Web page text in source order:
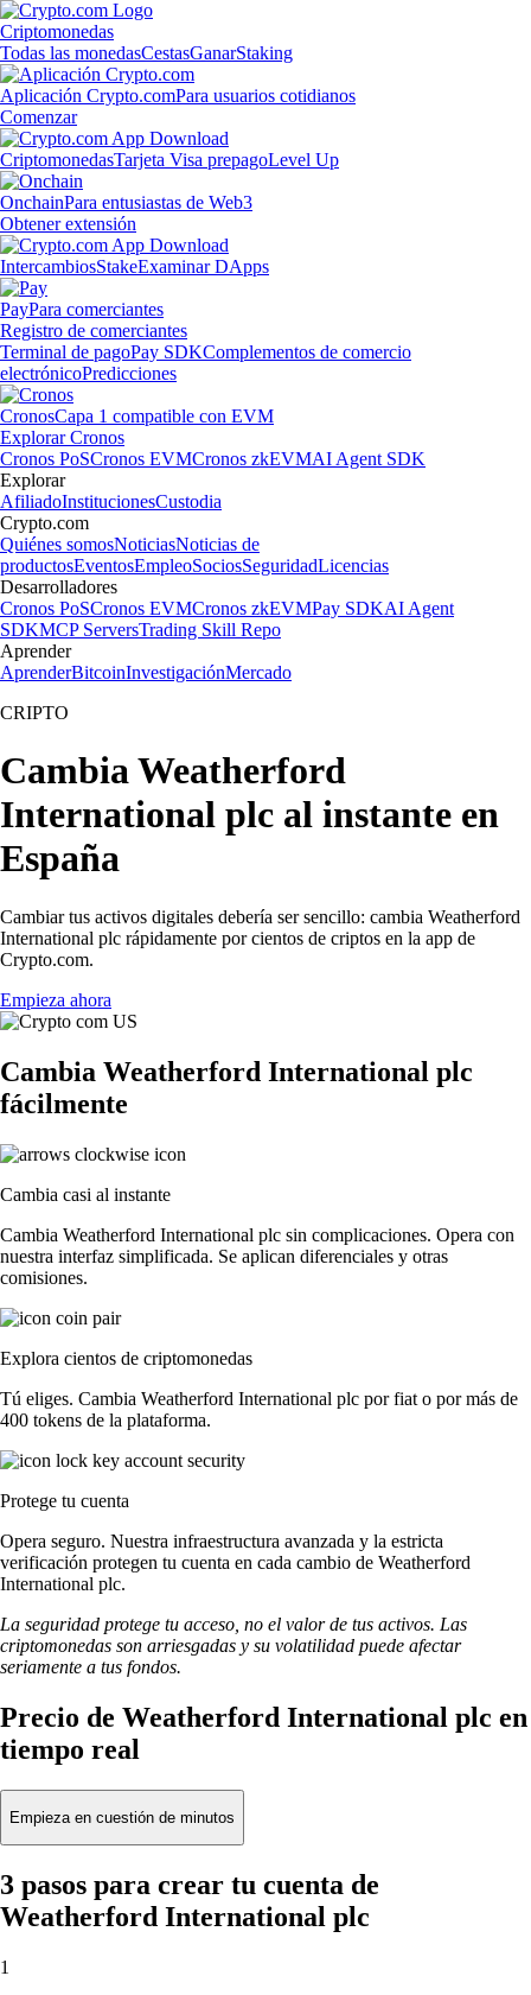
Criptomonedas
Todas las monedasCestasGanarStaking
Aplicación Crypto.comPara usuarios cotidianos
Comenzar
CriptomonedasTarjeta Visa prepagoLevel Up
OnchainPara entusiastas de Web3
Obtener extensión
IntercambiosStakeExaminar DApps
PayPara comerciantes
Registro de comerciantes
Terminal de pagoPay SDKComplementos de comercio
electrónicoPredicciones
CronosCapa 1 compatible con EVM
Explorar Cronos
Cronos PoSCronos EVMCronos zkEVMAI Agent SDK
Explorar
AfiliadoInstitucionesCustodia
Crypto.com
Quiénes somosNoticiasNoticias de
productosEventosEmpleoSociosSeguridadLicencias
Desarrolladores
Cronos PoSCronos EVMCronos zkEVMPay SDKAI Agent
SDKMCP ServersTrading Skill Repo
Aprender
AprenderBitcoinInvestigaciónMercado
CRIPTO
Cambia Weatherford
International plc al instante en
España
Cambiar tus activos digitales debería ser sencillo: cambia Weatherford
International plc rápidamente por cientos de criptos en la app de
Crypto.com.
Empieza ahora
Cambia Weatherford International plc
fácilmente
Cambia casi al instante
Cambia Weatherford International plc sin complicaciones. Opera con
nuestra interfaz simplificada. Se aplican diferenciales y otras
comisiones.
Explora cientos de criptomonedas
Tú eliges. Cambia Weatherford International plc por fiat o por más de
400 tokens de la plataforma.
Protege tu cuenta
Opera seguro. Nuestra infraestructura avanzada y la estricta
verificación protegen tu cuenta en cada cambio de Weatherford
International plc.
La seguridad protege tu acceso, no el valor de tus activos. Las
criptomonedas son arriesgadas y su volatilidad puede afectar
seriamente a tus fondos.
Precio de Weatherford International plc en
tiempo real
Empieza en cuestión de minutos
3 pasos para crear tu cuenta de
Weatherford International plc
1